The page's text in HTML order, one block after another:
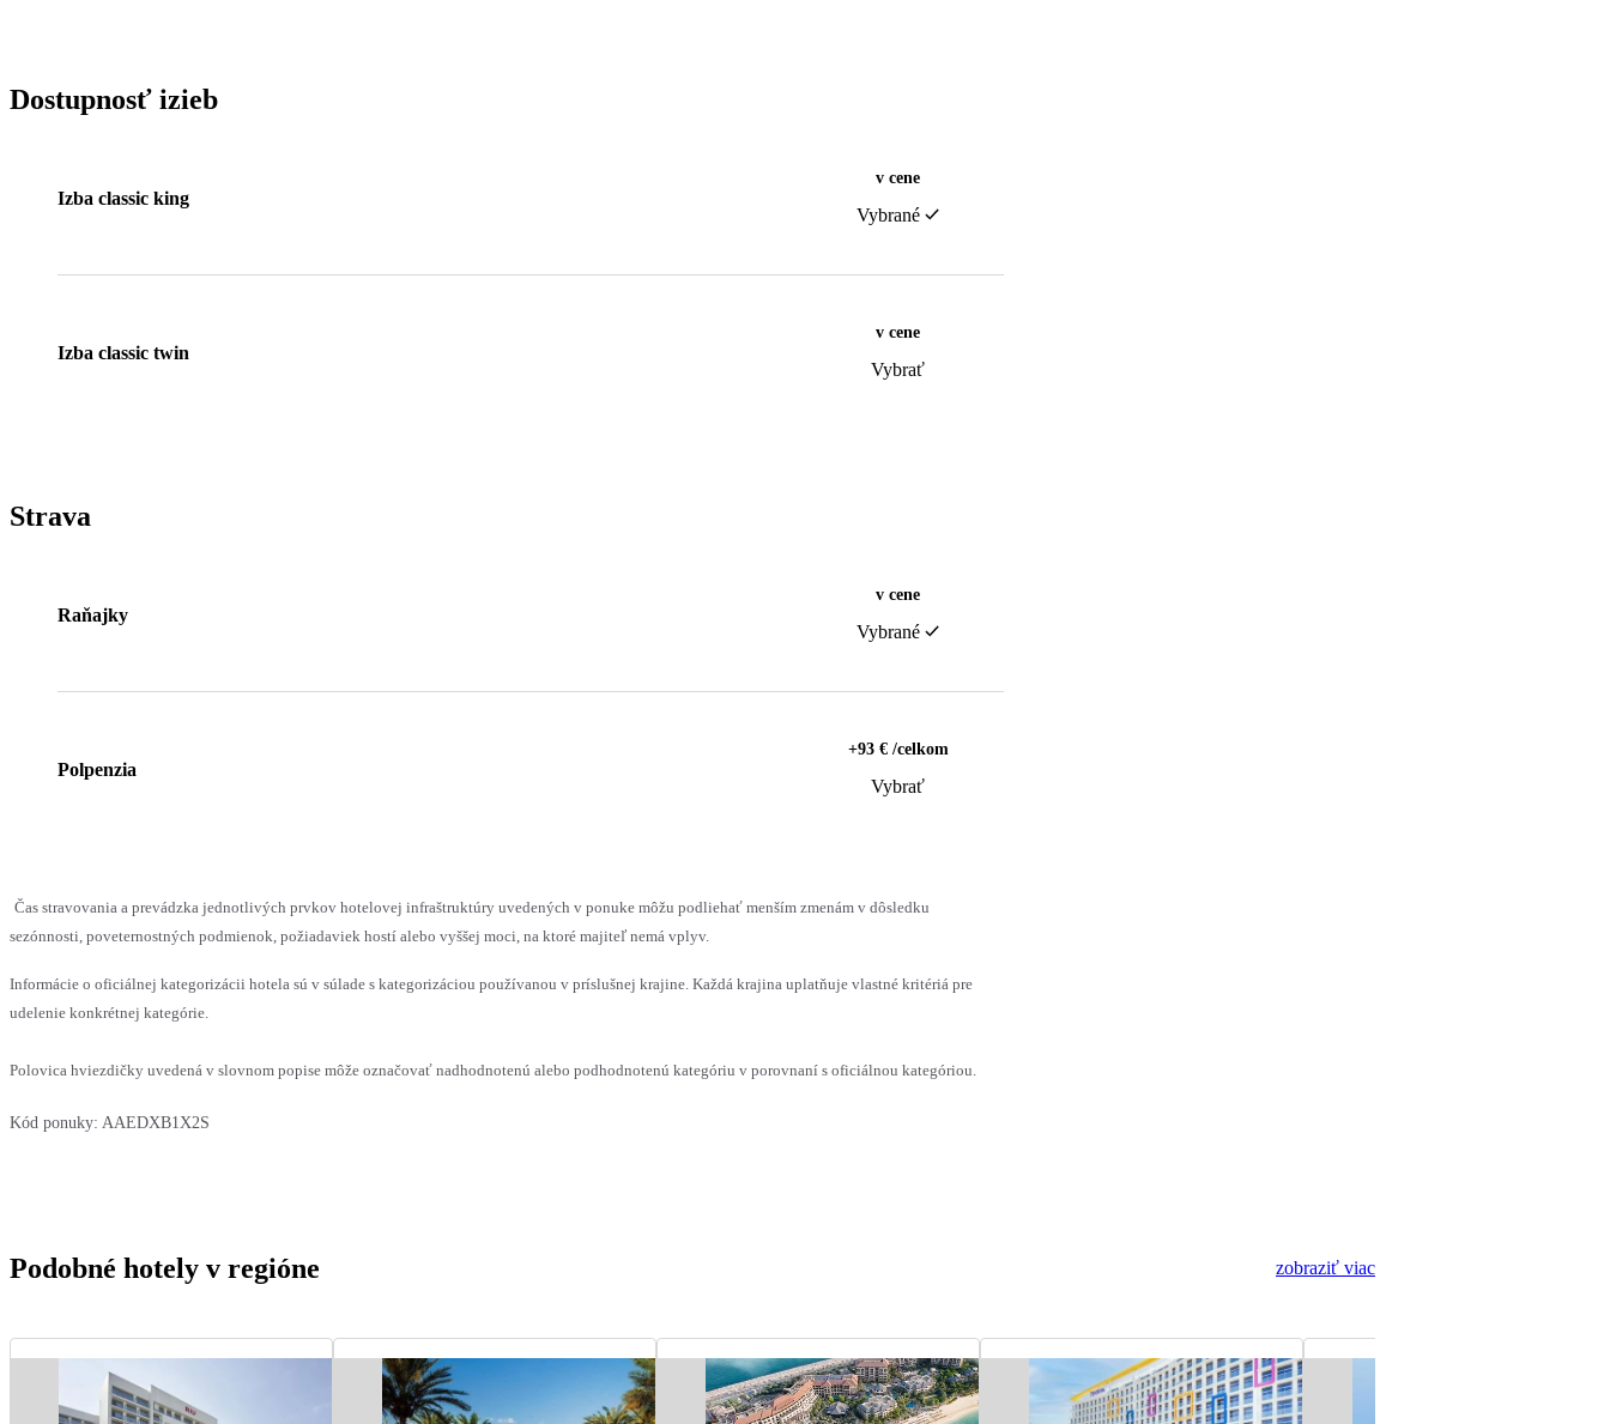
Dostupnosť izieb
Izba classic king
v cene
Vybrané
Izba classic twin
v cene
Vybrať
Strava
Raňajky
v cene
Vybrané
Polpenzia
+93 € /celkom
Vybrať
Čas stravovania a prevádzka jednotlivých prvkov hotelovej infraštruktúry uvedených v ponuke môžu podliehať menším zmenám v dôsledku
sezónnosti, poveternostných podmienok, požiadaviek hostí alebo vyššej moci, na ktoré majiteľ nemá vplyv.
Informácie o oficiálnej kategorizácii hotela sú v súlade s kategorizáciou používanou v príslušnej krajine. Každá krajina uplatňuje vlastné kritériá pre
udelenie konkrétnej kategórie.
Polovica hviezdičky uvedená v slovnom popise môže označovať nadhodnotenú alebo podhodnotenú kategóriu v porovnaní s oficiálnou kategóriou.
Kód ponuky: AAEDXB1X2S
Podobné hotely v regióne zobraziť viac